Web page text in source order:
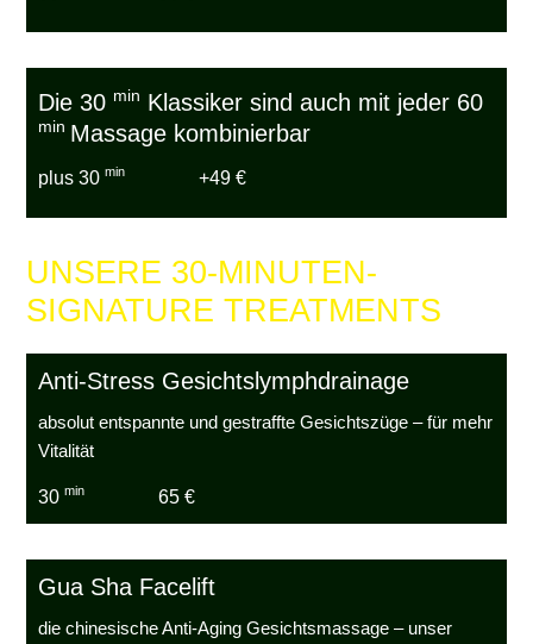
Die 30 min Klassiker sind auch mit jeder 60
min Massage kombinierbar
plus 30min +49 €
UNSERE 30-MINUTEN-
SIGNATURE TREATMENTS
Anti-Stress Gesichtslymphdrainage
absolut entspannte und gestraffte Gesichtszüge – für mehr
Vitalität
30min 65 €
Gua Sha Facelift
die chinesische Anti-Aging Gesichtsmassage – unser